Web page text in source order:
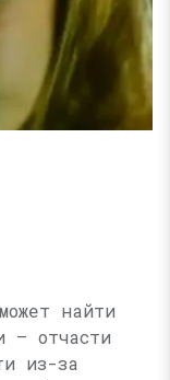
найти
— отчасти
из-за